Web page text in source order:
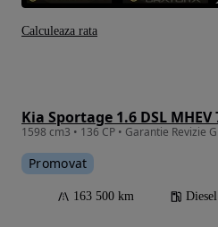
Promovat
163 500 km Diesel
Calculeaza rata